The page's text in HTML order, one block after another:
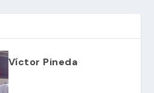
Víctor Pineda